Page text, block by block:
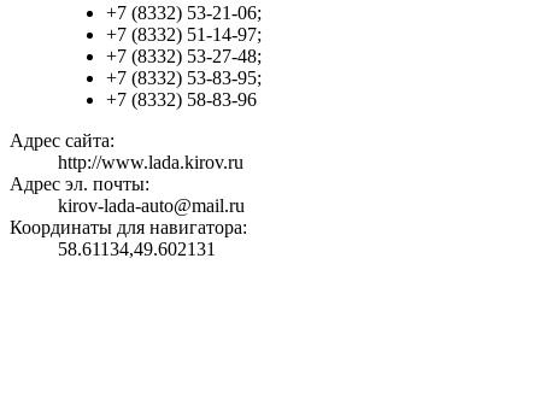
+7 (8332) 53-21-06;
+7 (8332) 51-14-97;
+7 (8332) 53-27-48;
+7 (8332) 53-83-95;
+7 (8332) 58-83-96
Адрес сайта:
http://www.lada.kirov.ru
Адрес эл. почты:
kirov-lada-auto@mail.ru
Координаты для навигатора:
58.61134,49.602131